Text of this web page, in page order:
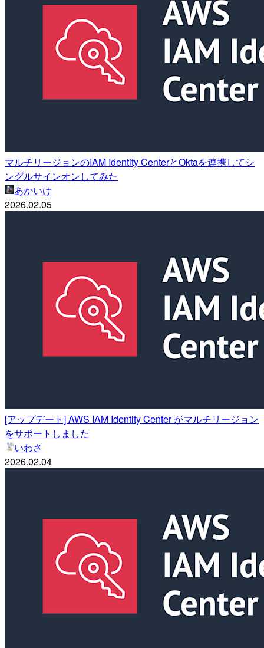
マルチリージョンのIAM Identity CenterとOktaを連携してシ
ングルサインオンしてみた
あかいけ
2026.02.05
[アップデート] AWS IAM Identity Center がマルチリージョン
をサポートしました
いわさ
2026.02.04